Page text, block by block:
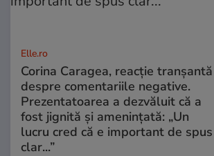
Elle.ro
Corina Caragea, reacție tranșantă
despre comentariile negative.
Prezentatoarea a dezvăluit că a
fost jignită și amenințată: „Un
lucru cred că e important de spus
clar...”